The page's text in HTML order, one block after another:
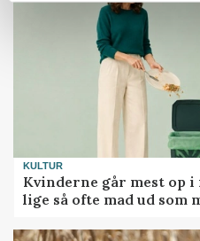
KULTUR
Kvinderne går mest op i
lige så ofte mad ud som